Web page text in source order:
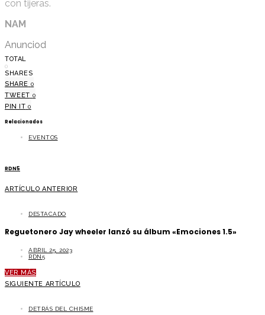
con tijeras.
NAM
Anunciod
TOTAL
0
SHARES
SHARE 0
TWEET 0
PIN IT 0
Relacionados
EVENTOS
RDN5
ARTÍCULO ANTERIOR
DESTACADO
Reguetonero Jay wheeler lanzó su álbum «Emociones 1.5»
ABRIL 25, 2023
RDN5
VER MÁS
SIGUIENTE ARTÍCULO
DETRÁS DEL CHISME